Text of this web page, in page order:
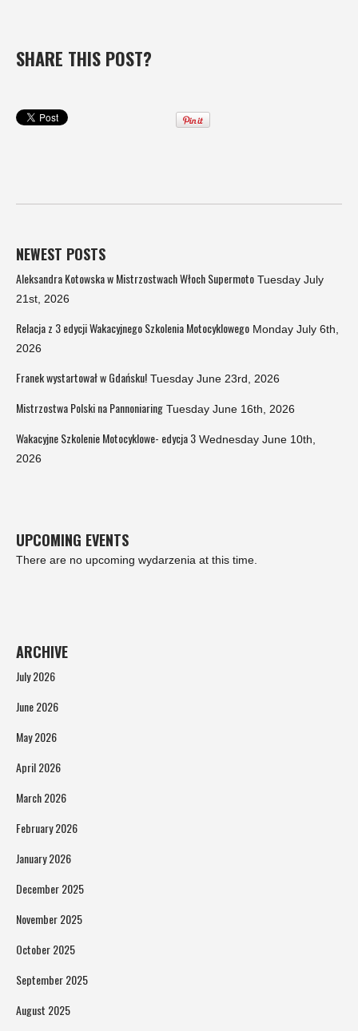
SHARE THIS POST?
NEWEST POSTS
Aleksandra Kotowska w Mistrzostwach Włoch Supermoto Tuesday July
21st, 2026
Relacja z 3 edycji Wakacyjnego Szkolenia Motocyklowego Monday July 6th,
2026
Franek wystartował w Gdańsku! Tuesday June 23rd, 2026
Mistrzostwa Polski na Pannoniaring Tuesday June 16th, 2026
Wakacyjne Szkolenie Motocyklowe- edycja 3 Wednesday June 10th,
2026
UPCOMING EVENTS
There are no upcoming wydarzenia at this time.
ARCHIVE
July 2026
June 2026
May 2026
April 2026
March 2026
February 2026
January 2026
December 2025
November 2025
October 2025
September 2025
August 2025